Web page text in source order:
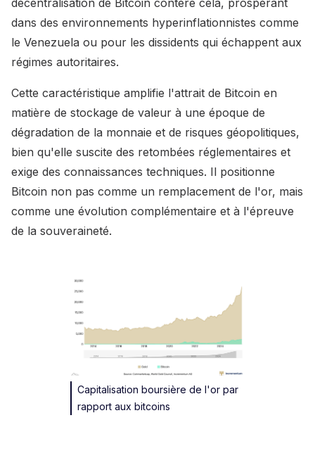
décentralisation de Bitcoin contère cela, prospérant
dans des environnements hyperinflationnistes comme
le Venezuela ou pour les dissidents qui échappent aux
régimes autoritaires.
Cette caractéristique amplifie l'attrait de Bitcoin en
matière de stockage de valeur à une époque de
dégradation de la monnaie et de risques géopolitiques,
bien qu'elle suscite des retombées réglementaires et
exige des connaissances techniques. Il positionne
Bitcoin non pas comme un remplacement de l'or, mais
comme une évolution complémentaire et à l'épreuve
de la souveraineté.
Capitalisation boursière de l'or par
rapport aux bitcoins